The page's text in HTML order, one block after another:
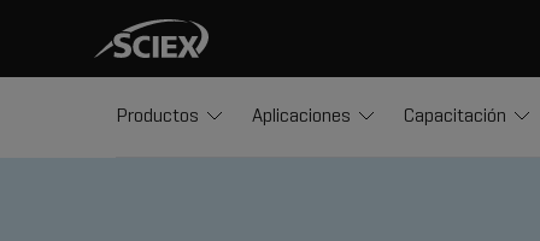
Productos Aplicaciones Capacitación